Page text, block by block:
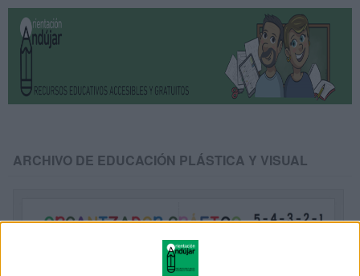
ARCHIVO DE EDUCACIÓN PLÁSTICA Y VISUAL